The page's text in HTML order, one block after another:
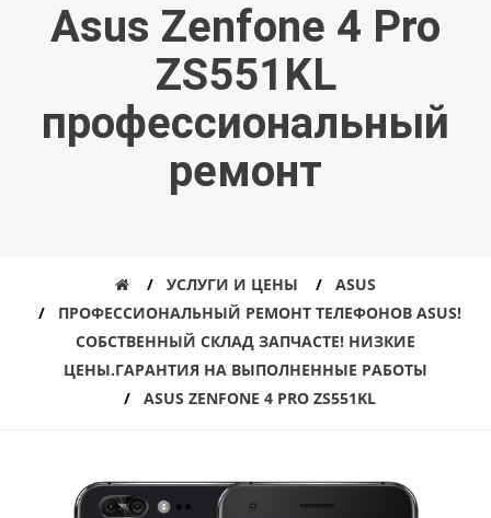
Asus Zenfone 4 Pro
ZS551KL
профессиональный
ремонт
УСЛУГИ И ЦЕНЫ
ASUS
ПРОФЕССИОНАЛЬНЫЙ РЕМОНТ ТЕЛЕФОНОВ ASUS!
СОБСТВЕННЫЙ СКЛАД ЗАПЧАСТЕ! НИЗКИЕ
ЦЕНЫ.ГАРАНТИЯ НА ВЫПОЛНЕННЫЕ РАБОТЫ
ASUS ZENFONE 4 PRO ZS551KL